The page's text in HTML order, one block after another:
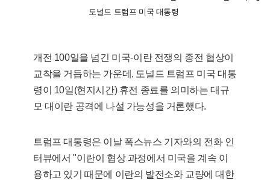
도널드 트럼프 미국 대통령
개전 100일을 넘긴 미국-이란 전쟁의 종전 협상이
교착을 거듭하는 가운데, 도널드 트럼프 미국 대통
령이 10일(현지시간) 휴전 종료를 의미하는 대규
모 대이란 공격에 나설 가능성을 거론했다.
트럼프 대통령은 이날 폭스뉴스 기자와의 전화 인
터뷰에서 "이란이 협상 과정에서 미국을 계속 이
용하고 있기 때문에 이란의 발전소와 교량에 대한